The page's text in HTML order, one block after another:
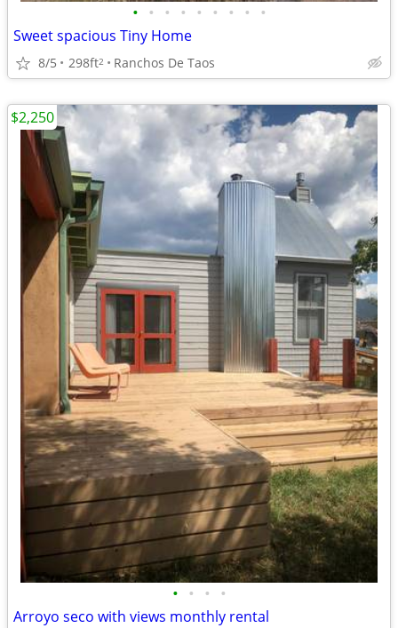
• • • • • • • • •
Sweet spacious Tiny Home
8/5 298ft2 Ranchos De Taos
• • • •
Arroyo seco with views monthly rental
$2,250